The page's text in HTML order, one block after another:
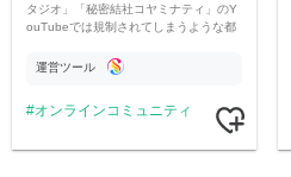
タジオ」「秘密結社コヤミナティ」のY
ouTubeでは規制されてしまうような都
公開。
運営ツール
オンラインコミュニティ